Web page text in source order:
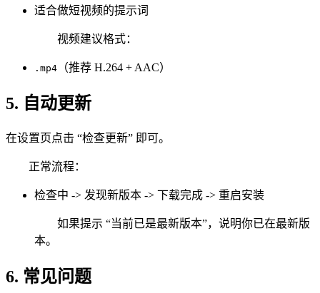
适合做短视频的提示词
视频建议格式：
.mp4 （推荐 H.264 + AAC）
5. 自动更新
在设置页点击 “检查更新” 即可。
正常流程：
检查中 -> 发现新版本 -> 下载完成 -> 重启安装
如果提示 “当前已是最新版本”，说明你已在最新版
本。
6. 常见问题